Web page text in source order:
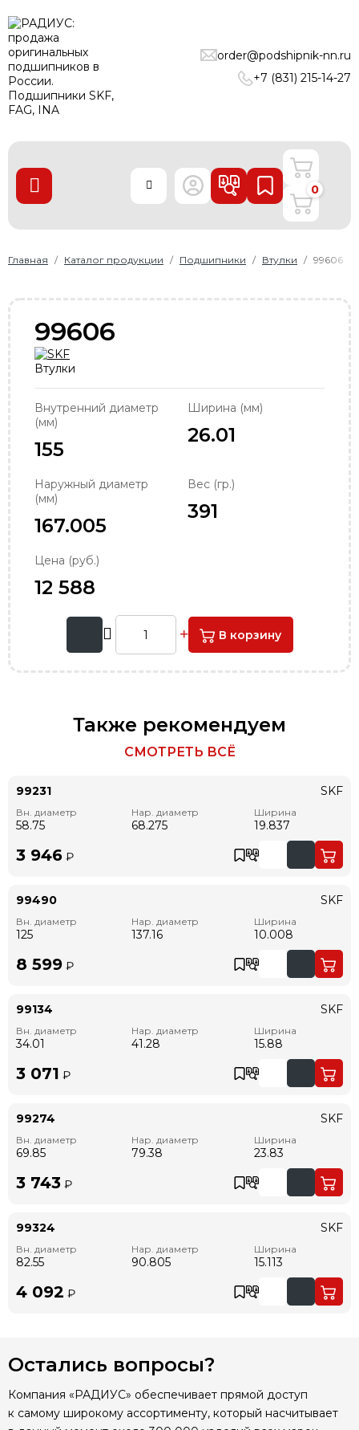
order@podshipnik-nn.ru
+7 (831) 215-14-27
ПОДШИПНИКИ
ЛИНЕЙНЫЕ ТЕХНОЛОГИИ
РЕМНИ
О нас
Доставка и оплата
+7 (831) 215-14-27
order@podshipnik-nn.ru
0
Главная Каталог продукции Подшипники Втулки 99606
99606
Втулки
Внутренний диаметр
(мм)
155
Ширина (мм)
26.01
Наружный диаметр
(мм)
167.005
Вес (гр.)
391
Цена (руб.)
12 588
В корзину
Также рекомендуем
СМОТРЕТЬ ВСЁ
99231
Вн. диаметр
58.75
Нар. диаметр
68.275
Ширина
19.837
SKF
3 946 ₽
99490
Вн. диаметр
125
Нар. диаметр
137.16
Ширина
10.008
SKF
8 599 ₽
99134
Вн. диаметр
34.01
Нар. диаметр
41.28
Ширина
15.88
SKF
3 071 ₽
99274
Вн. диаметр
69.85
Нар. диаметр
79.38
Ширина
23.83
SKF
3 743 ₽
99324
Вн. диаметр
82.55
Нар. диаметр
90.805
Ширина
15.113
SKF
4 092 ₽
Остались вопросы?
Компания «РАДИУС» обеспечивает прямой доступ
к самому широкому ассортименту, который насчитывает